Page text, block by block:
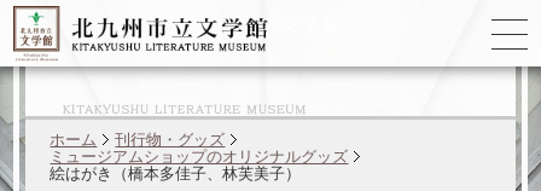
ゆかりの
ホーム
刊行物・グッズ
ミュージアムショップのオリジナルグッズ
絵はがき（橋本多佳子、林芙美子）